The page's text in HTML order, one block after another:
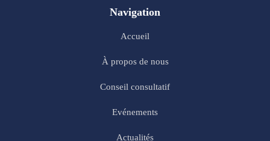
Navigation
Accueil
À propos de nous
Conseil consultatif
Evénements
Actualités